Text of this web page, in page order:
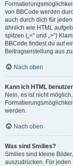
von BBCode werden
auch durch dich für
ähnlich wie HTML
spitzen („<“ und „>“)
BBCode findest du auf
Beitragserstellung aus
Nach oben
Kann ich HTML
Nein, es ist nicht
werden.
Nach oben
Was sind Smilies?
Smilies sind kleine
auszudrücken. Für